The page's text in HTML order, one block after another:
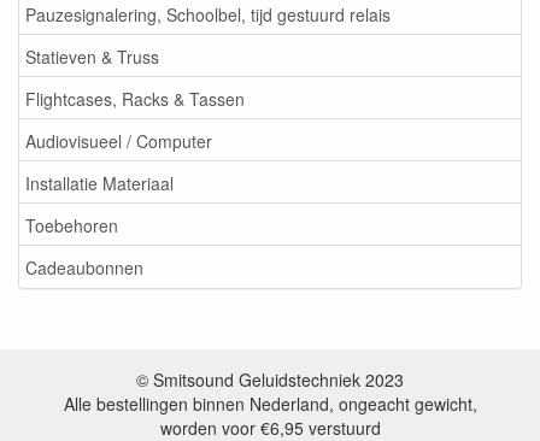
Pauzesignalering, Schoolbel, tijd gestuurd relais
Statieven & Truss
Flightcases, Racks & Tassen
Audiovisueel / Computer
Installatie Materiaal
Toebehoren
Cadeaubonnen
© Smitsound Geluidstechniek 2023
Alle bestellingen binnen Nederland, ongeacht gewicht,
worden voor €6,95 verstuurd